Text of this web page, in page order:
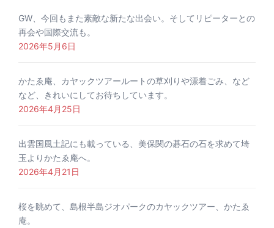
GW、今回もまた素敵な新たな出会い。そしてリピーターとの
再会や国際交流も。
2026年5月6日
かたゑ庵、カヤックツアールートの草刈りや漂着ごみ、など
など、きれいにしてお待ちしています。
2026年4月25日
出雲国風土記にも載っている、美保関の碁石の石を求めて埼
玉よりかたゑ庵へ。
2026年4月21日
桜を眺めて、島根半島ジオパークのカヤックツアー、かたゑ
庵。